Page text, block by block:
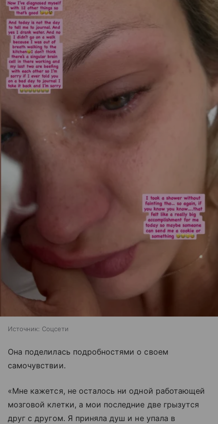
Источник: Соцсети
Она поделилась подробностями о своем
самочувствии.
«Мне кажется, не осталось ни одной работающей
мозговой клетки, а мои последние две грызутся
друг с другом. Я приняла душ и не упала в